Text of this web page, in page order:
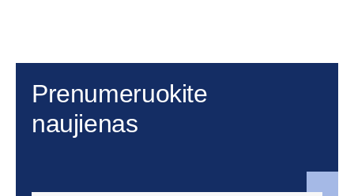
Prenumeruokite
naujienas